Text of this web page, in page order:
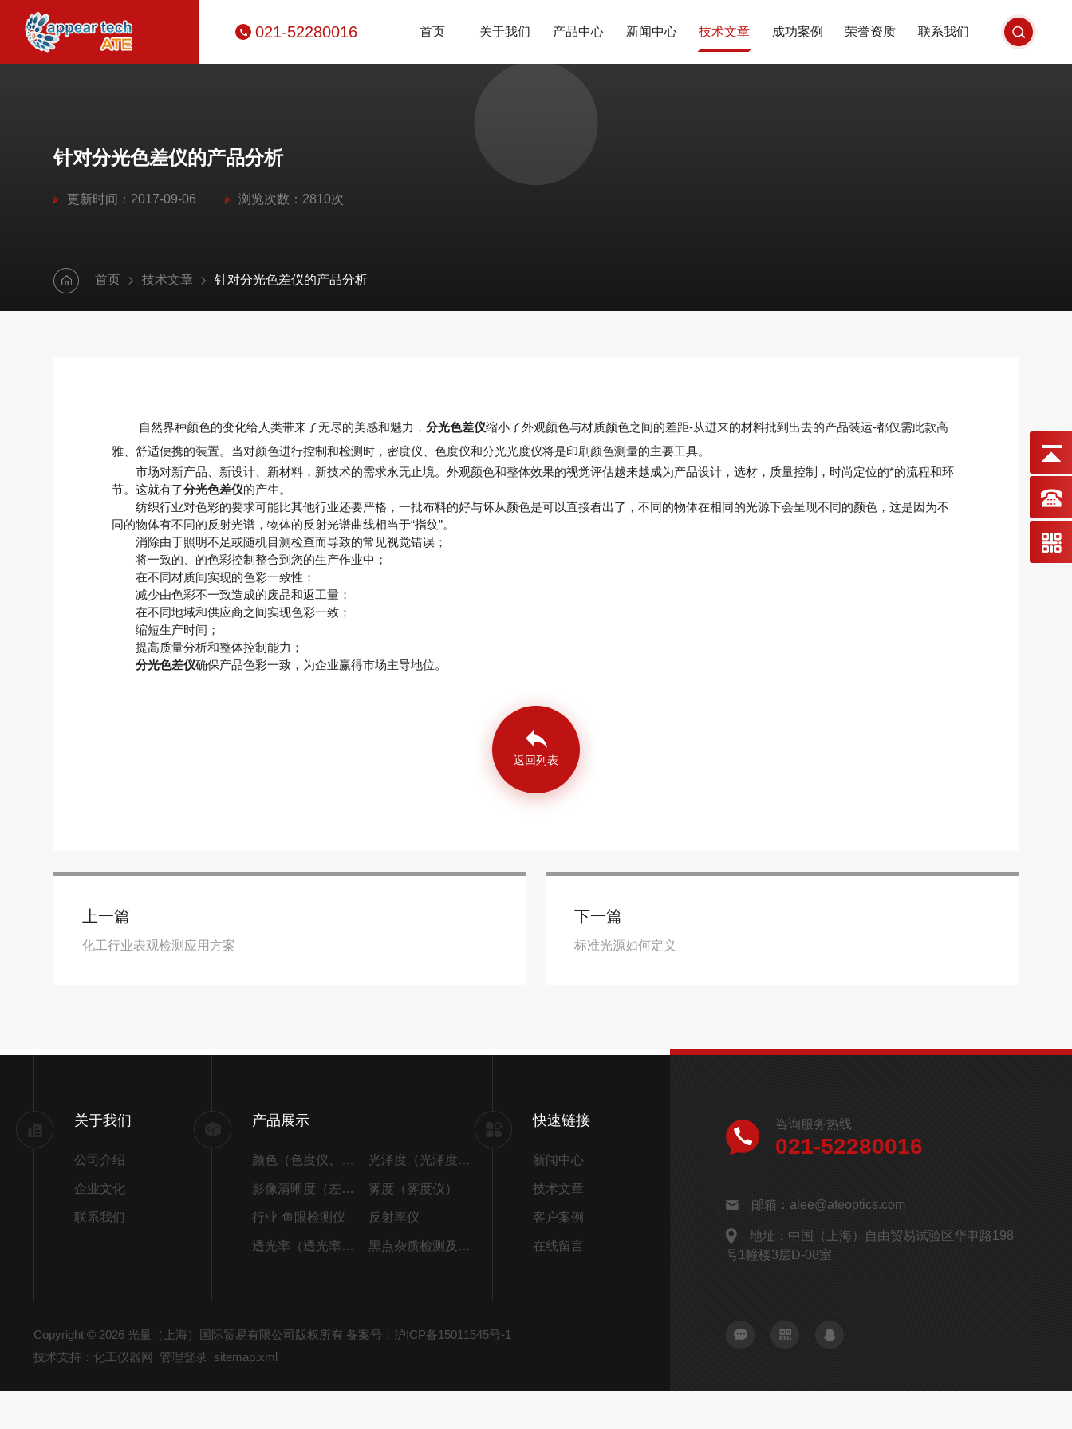
021-52280016 首页 关于我们 产品中心 新闻中心 技术文章 成功案例 荣誉资质 联系我们
针对分光色差仪的产品分析
更新时间：2017-09-06 浏览次数：2810次
首页 技术文章 针对分光色差仪的产品分析
自然界种颜色的变化给人类带来了无尽的美感和魅力， 分光色差仪缩小了外观颜色与材质颜色之间的差距-从进来的材料批到出去的产品装运-都仅需此款高
雅、舒适便携的装置。当对颜色进行控制和检测时，密度仪、色度仪和分光光度仪将是印刷颜色测量的主要工具。
市场对新产品、新设计、新材料，新技术的需求永无止境。外观颜色和整体效果的视觉评估越来越成为产品设计，选材，质量控制，时尚定位的*的流程和环
节。这就有了分光色差仪的产生。
纺织行业对色彩的要求可能比其他行业还要严格，一批布料的好与坏从颜色是可以直接看出了，不同的物体在相同的光源下会呈现不同的颜色，这是因为不
同的物体有不同的反射光谱，物体的反射光谱曲线相当于“指纹”。
消除由于照明不足或随机目测检查而导致的常见视觉错误；
将一致的、的色彩控制整合到您的生产作业中；
在不同材质间实现的色彩一致性；
减少由色彩不一致造成的废品和返工量；
在不同地域和供应商之间实现色彩一致；
缩短生产时间；
提高质量分析和整体控制能力；
分光色差仪确保产品色彩一致，为企业赢得市场主导地位。
返回列表
上一篇
化工行业表观检测应用方案
下一篇
标准光源如何定义
关于我们
公司介绍
企业文化
联系我们
产品展示
颜色（色度仪、色差仪） 光泽度（光泽度仪）
影像清晰度（差别） 雾度（雾度仪）
行业-鱼眼检测仪 反射率仪
透光率（透光率检测仪） 黑点杂质检测及筛选
快速链接
新闻中心
技术文章
客户案例
在线留言
Copyright © 2026 光量（上海）国际贸易有限公司版权所有 备案号：沪ICP备15011545号-1
技术支持：化工仪器网
管理登录 sitemap.xml
咨询服务热线
021-52280016
邮箱：alee@ateoptics.com
地址：中国（上海）自由贸易试验区华申路198
号1幢楼3层D-08室